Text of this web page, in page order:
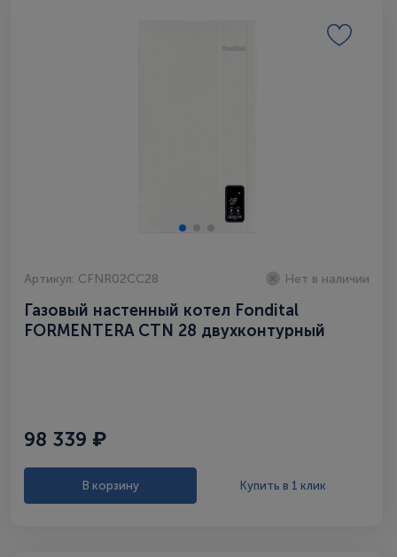
Артикул: CFNR02CC28 Нет в наличии
Газовый настенный котел Fondital
FORMENTERA CTN 28 двухконтурный
98 339 ₽
В корзину Купить в 1 клик